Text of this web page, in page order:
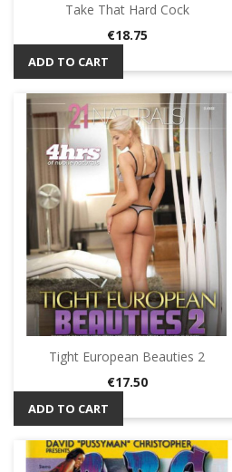
Take That Hard Cock
Price
€18.75
ADD TO CART
Tight European Beauties 2
Price
€17.50
ADD TO CART